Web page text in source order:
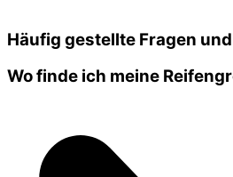
Häufig gestellte Fragen
Wo finde ich meine